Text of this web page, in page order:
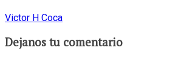
Victor H Coca
Dejanos tu comentario